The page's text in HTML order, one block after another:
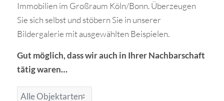
Immobilien im Großraum Köln/Bonn. Überzeugen
Sie sich selbst und stöbern Sie in unserer
Bildergalerie mit ausgewählten Beispielen.
Gut möglich, dass wir auch in Ihrer Nachbarschaft
tätig waren…